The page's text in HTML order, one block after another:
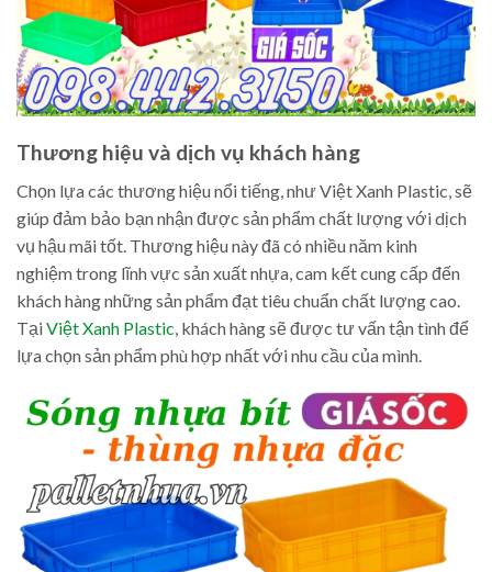
Thương hiệu và dịch vụ khách hàng
Chọn lựa các thương hiệu nổi tiếng, như Việt Xanh Plastic, sẽ
giúp đảm bảo bạn nhận được sản phẩm chất lượng với dịch
vụ hậu mãi tốt. Thương hiệu này đã có nhiều năm kinh
nghiệm trong lĩnh vực sản xuất nhựa, cam kết cung cấp đến
khách hàng những sản phẩm đạt tiêu chuẩn chất lượng cao.
TạiViệt Xanh Plastic , khách hàng sẽ được tư vấn tận tình để
lựa chọn sản phẩm phù hợp nhất với nhu cầu của mình.